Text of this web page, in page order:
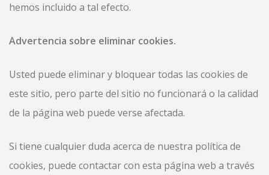
hemos incluido a tal efecto.
Advertencia sobre eliminar cookies.
Usted puede eliminar y bloquear todas las cookies de
este sitio, pero parte del sitio no funcionará o la calidad
de la página web puede verse afectada.
Si tiene cualquier duda acerca de nuestra política de
cookies, puede contactar con esta página web a través